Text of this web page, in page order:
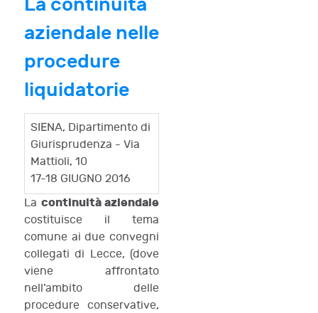
aziendale nelle
procedure
liquidatorie
SIENA, Dipartimento di
Giurisprudenza - Via
Mattioli, 10
17-18 GIUGNO 2016
La continuità aziendale
costituisce il tema
comune ai due convegni
collegati di Lecce, (dove
viene affrontato
nell’ambito delle
procedure conservative,